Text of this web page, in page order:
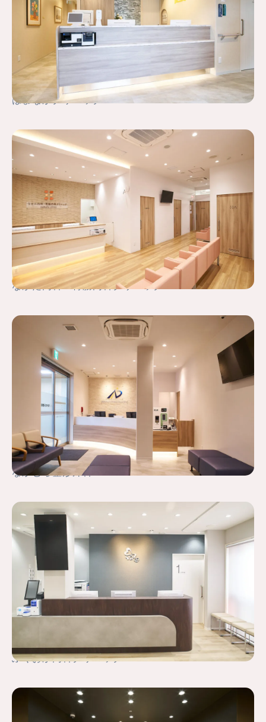
はまなかクリニック
なかた内科・胃腸内科クリニック
なかむら整形外科
ふくおか内科クリニック